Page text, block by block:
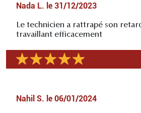
Nada L. le 31/12/2023
Le technicien a rattrapé son
travaillant efficacement
Nahil S. le 06/01/2024